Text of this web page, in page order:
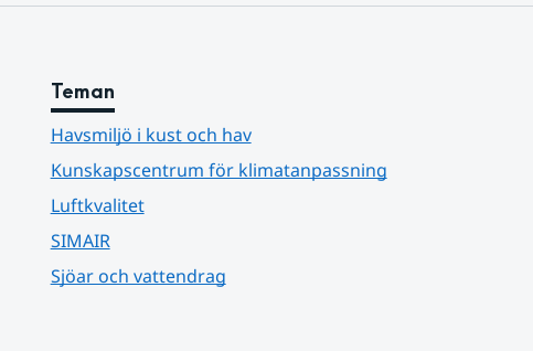
Teman
Havsmiljö i kust och hav
Kunskapscentrum för klimatanpassning
Luftkvalitet
SIMAIR
Sjöar och vattendrag